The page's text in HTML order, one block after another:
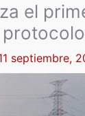
el
septiembre,